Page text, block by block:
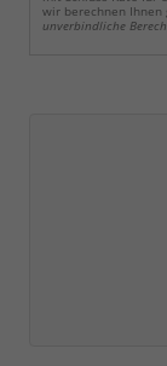
wir berechnen Ihnen
unverbindliche